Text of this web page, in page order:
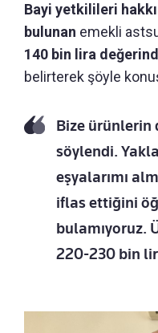
Bayi yetkilileri
bulunan emekli
140 bin lira
belirterek şöyle
Bize ürünlerin
söylendi.
eşyalarımı
iflas ettiğini
bulamıyoruz.
220-230 bin